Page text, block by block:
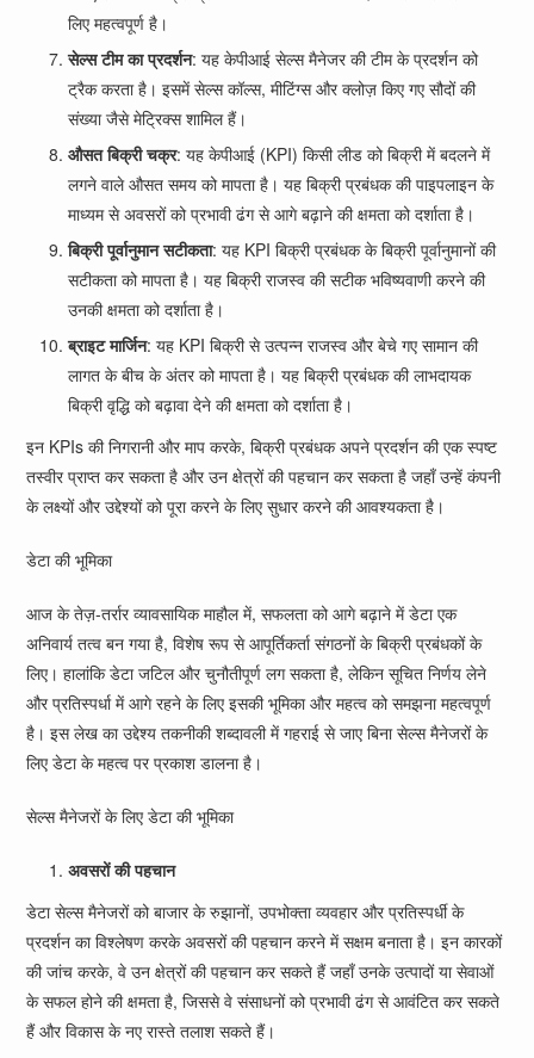
लिए महत्वपूर्ण है।
सेल्स टीम का प्रदर्शन: यह केपीआई सेल्स मैनेजर की टीम के प्रदर्शन को
ट्रैक करता है। इसमें सेल्स कॉल्स, मीटिंग्स और क्लोज़ किए गए सौदों की
संख्या जैसे मेट्रिक्स शामिल हैं।
औसत बिक्री चक्र: यह केपीआई (KPI) किसी लीड को बिक्री में बदलने में
लगने वाले औसत समय को मापता है। यह बिक्री प्रबंधक की पाइपलाइन के
माध्यम से अवसरों को प्रभावी ढंग से आगे बढ़ाने की क्षमता को दर्शाता है।
बिक्री पूर्वानुमान सटीकता: यह KPI बिक्री प्रबंधक के बिक्री पूर्वानुमानों की
सटीकता को मापता है। यह बिक्री राजस्व की सटीक भविष्यवाणी करने की
उनकी क्षमता को दर्शाता है।
ब्राइट मार्जिन: यह KPI बिक्री से उत्पन्न राजस्व और बेचे गए सामान की
लागत के बीच के अंतर को मापता है। यह बिक्री प्रबंधक की लाभदायक
बिक्री वृद्धि को बढ़ावा देने की क्षमता को दर्शाता है।
इन KPIs की निगरानी और माप करके, बिक्री प्रबंधक अपने प्रदर्शन की एक स्पष्ट
तस्वीर प्राप्त कर सकता है और उन क्षेत्रों की पहचान कर सकता है जहाँ उन्हें कंपनी
के लक्ष्यों और उद्देश्यों को पूरा करने के लिए सुधार करने की आवश्यकता है।
डेटा की भूमिका
आज के तेज़-तर्रार व्यावसायिक माहौल में, सफलता को आगे बढ़ाने में डेटा एक
अनिवार्य तत्व बन गया है, विशेष रूप से आपूर्तिकर्ता संगठनों के बिक्री प्रबंधकों के
लिए। हालांकि डेटा जटिल और चुनौतीपूर्ण लग सकता है, लेकिन सूचित निर्णय लेने
और प्रतिस्पर्धा में आगे रहने के लिए इसकी भूमिका और महत्व को समझना महत्वपूर्ण
है। इस लेख का उद्देश्य तकनीकी शब्दावली में गहराई से जाए बिना सेल्स मैनेजरों के
लिए डेटा के महत्व पर प्रकाश डालना है।
सेल्स मैनेजरों के लिए डेटा की भूमिका
अवसरों की पहचान
डेटा सेल्स मैनेजरों को बाजार के रुझानों, उपभोक्ता व्यवहार और प्रतिस्पर्धी के
प्रदर्शन का विश्लेषण करके अवसरों की पहचान करने में सक्षम बनाता है। इन कारकों
की जांच करके, वे उन क्षेत्रों की पहचान कर सकते हैं जहाँ उनके उत्पादों या सेवाओं
के सफल होने की क्षमता है, जिससे वे संसाधनों को प्रभावी ढंग से आवंटित कर सकते
हैं और विकास के नए रास्ते तलाश सकते हैं।